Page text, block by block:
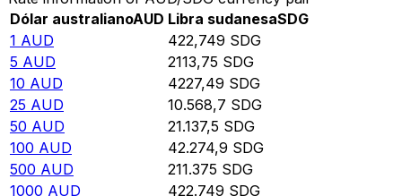
Dólar australianoAUD Libra sudanesaSDG
1 AUD 422,749 SDG
5 AUD 2113,75 SDG
10 AUD 4227,49 SDG
25 AUD 10.568,7 SDG
50 AUD 21.137,5 SDG
100 AUD 42.274,9 SDG
500 AUD 211.375 SDG
1000 AUD 422.749 SDG